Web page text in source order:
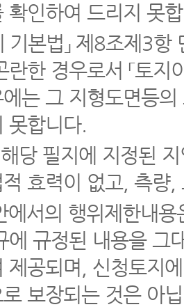
확인하여 드리지 못
기본법」 제8조제3
한 경우로서 「토
는 그 지형도면등
못합니다.
당 필지에 지정된
효력이 없고, 측량
에서의 행위제한내
에 규정된 내용을 그
제공되며, 신청토지
보장되는 것은 아